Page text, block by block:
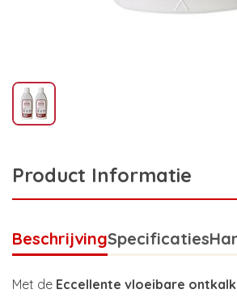
Product Informatie
BeschrijvingSpecificaties
Met de Eccellente vloeibare